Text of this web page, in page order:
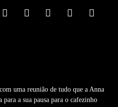
uma reunião de tudo que a Anna
para a sua pausa para o cafezinho